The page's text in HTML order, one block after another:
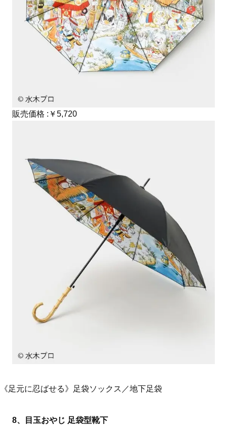
販売価格 :￥5,720
《足元に忍ばせる》足袋ソックス／地下足袋
8、目玉おやじ 足袋型靴下